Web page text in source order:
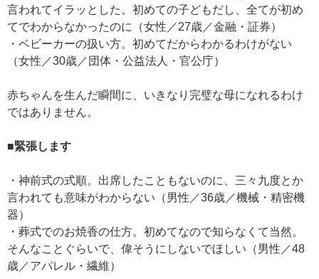
言われてイラッとした。初めての子どもだし、全てが初め
てでわからなかったのに（女性／27歳／金融・証券）
・ベビーカーの扱い方。初めてだからわかるわけがない
（女性／30歳／団体・公益法人・官公庁）
赤ちゃんを生んだ瞬間に、いきなり完璧な母になれるわけ
ではありません。
■緊張します
・神前式の式順。出席したこともないのに、三々九度とか
言われても意味がわからない（男性／36歳／機械・精密機
器）
・葬式でのお焼香の仕方。初めてなので知らなくて当然。
そんなことぐらいで、偉そうにしないでほしい（男性／48
歳／アパレル・繊維）